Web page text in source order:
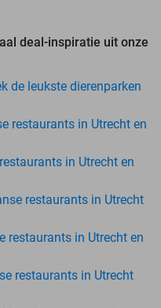
deal-inspiratie uit onze
de leukste dierenparken
restaurants in Utrecht en
in Utrecht en
restaurants in Utrecht
restaurants in Utrecht en
restaurants in Utrecht